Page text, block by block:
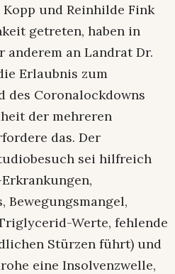
und Reinhilde Fink
getreten, haben in
anderem an Landrat Dr.
Erlaubnis zum
des Coronalockdowns
der mehreren
das. Der
sei hilfreich
Bewegungsmangel,
Werte, fehlende
Stürzen führt) und
eine Insolvenzwelle,